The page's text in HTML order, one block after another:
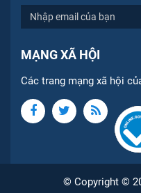
MẠNG XÃ HỘI
Các trang mạng xã hội
© Copyright ©